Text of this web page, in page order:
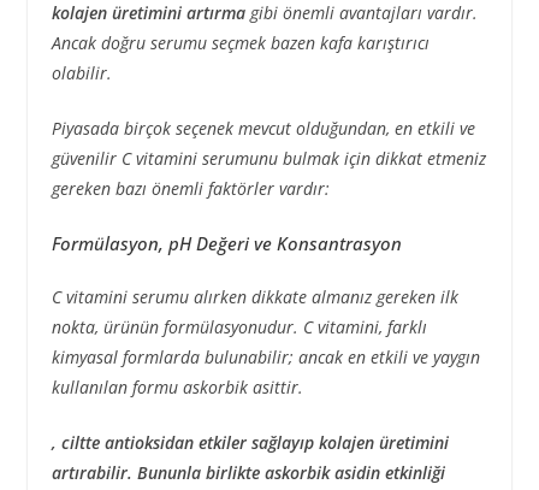
kolajen üretimini artırmagibi önemli avantajları vardır.
Ancak doğru serumu seçmek bazen kafa karıştırıcı
olabilir.
Piyasada birçok seçenek mevcut olduğundan, en etkili ve
güvenilir C vitamini serumunu bulmak için dikkat etmeniz
gereken bazı önemli faktörler vardır:
Formülasyon, pH Değeri ve Konsantrasyon
C vitamini serumu alırken dikkate almanız gereken ilk
nokta, ürünün formülasyonudur. C vitamini, farklı
kimyasal formlarda bulunabilir; ancak en etkili ve yaygın
kullanılan formu askorbik asittir.
, ciltte antioksidan etkiler sağlayıp kolajen üretimini
artırabilir. Bununla birlikte askorbik asidin etkinliği